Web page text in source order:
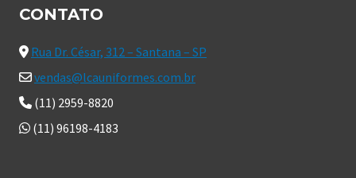
CONTATO
Rua Dr. César, 312 – Santana – SP
vendas@lcauniformes.com.br
(11) 2959-8820
(11) 96198-4183